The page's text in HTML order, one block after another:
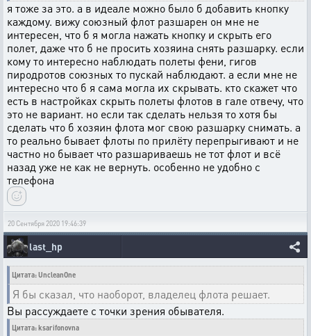
я тоже за это. а в идеале можно было б добавить кнопку
каждому. вижу союзный флот разшарен он мне не
интересен, что б я могла нажать кнопку и скрыть его
полет, даже что б не просить хозяина снять разшарку. если
кому то интересно наблюдать полеты фени, гигов
пиродротов союзных то пускай наблюдают. а если мне не
интересно что б я сама могла их скрывать. кто скажет что
есть в настройках скрыть полеты флотов в гале отвечу, что
это не вариант. но если так сделать нельзя то хотя бы
сделать что б хозяин флота мог свою разшарку снимать. а
то реально бывает флоты по прилёту перепрыгивают и не
частно но бывает что разшариваешь не тот флот и всё
назад уже не как не вернуть. особенно не удобно с
телефона
20 Сентября 2020 19:46:39
last_hp
Цитата: UncleanOne
Я бы сказал, что наоборот, владелец флота решает.
Вы рассуждаете с точки зрения обывателя.
Цитата: ksarifonovna